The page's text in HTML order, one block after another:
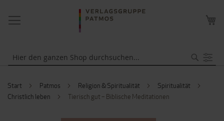
NAVIGATION
UMSCHALTEN
Start Patmos Religion & Spiritualität
Spiritualität
Christlich leben
Tierisch gut – Biblische Meditationen